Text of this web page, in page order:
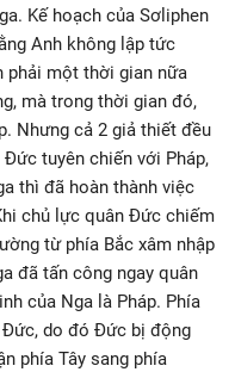
Kế hoạch của Sơliphen
Anh không lập tức
phải một thời gian nữa
mà trong thời gian đó,
Nhưng cả 2 giả thiết đều
tuyên chiến với Pháp,
thì đã hoàn thành việc
chủ lực quân Đức chiếm
từ phía Bắc xâm nhập
đã tấn công ngay quân
của Nga là Pháp. Phía
do đó Đức bị động
phía Tây sang phía